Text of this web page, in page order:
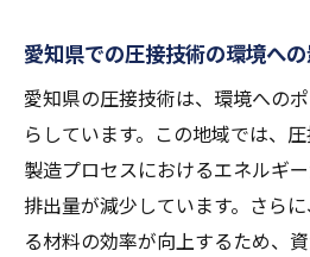
愛知県での圧接技術の環境へ
愛知県の圧接技術は、環境への
らしています。この地域では、圧
製造プロセスにおけるエネルギ
排出量が減少しています。さら
る材料の効率が向上するため、